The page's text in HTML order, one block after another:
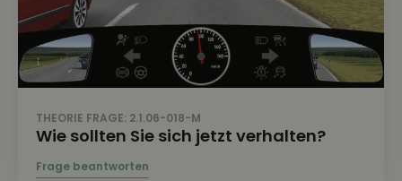
THEORIE FRAGE: 2.1.06-018-M
Wie sollten Sie sich jetzt verhalten?